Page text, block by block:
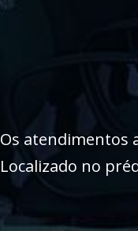
Os atendimentos
Localizado no